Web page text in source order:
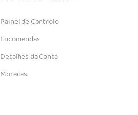
Painel de Controlo
Encomendas
Detalhes da Conta
Moradas